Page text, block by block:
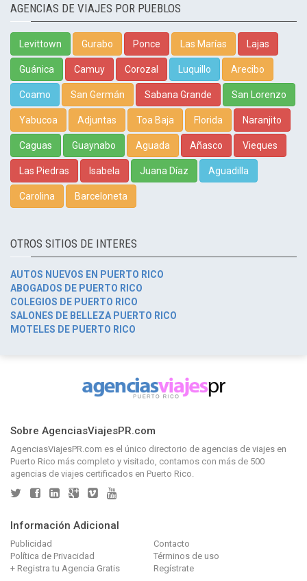
AGENCIAS DE VIAJES POR PUEBLOS
Levittown Gurabo Ponce Las Marías Lajas
Guánica Camuy Corozal Luquillo Arecibo
Coamo San Germán Sabana Grande San Lorenzo
Yabucoa Adjuntas Toa Baja Florida Naranjito
Caguas Guaynabo Aguada Añasco Vieques
Las Piedras Isabela Juana Díaz Aguadilla
Carolina Barceloneta
OTROS SITIOS DE INTERES
AUTOS NUEVOS EN PUERTO RICO
ABOGADOS DE PUERTO RICO
COLEGIOS DE PUERTO RICO
SALONES DE BELLEZA PUERTO RICO
MOTELES DE PUERTO RICO
Sobre AgenciasViajesPR.com
AgenciasViajesPR.com es el único directorio de agencias de viajes en
Puerto Rico más completo y visitado, contamos con más de 500
agencias de viajes certificados en Puerto Rico.
Información Adicional
Publicidad
Contacto
Política de Privacidad
Términos de uso
+ Registra tu Agencia Gratis
Regístrate